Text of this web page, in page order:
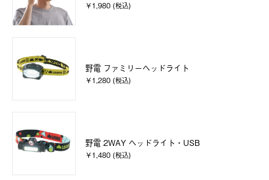
￥1,980 (税込)
野電 ファミリーヘッドライト
￥1,280 (税込)
野電 2WAY ヘッドライト・USB
￥1,480 (税込)